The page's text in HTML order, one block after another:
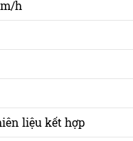
h
liệu kết hợp